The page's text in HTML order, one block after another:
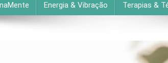
Energia & Vibração Terapias &